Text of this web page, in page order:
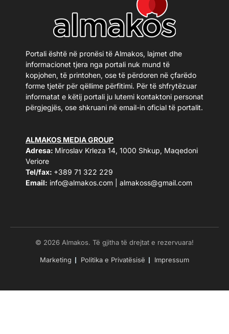
Portali është në pronësi të Almakos, lajmet dhe
informacionet tjera nga portali nuk mund të
kopjohen, të printohen, ose të përdoren në çfarëdo
forme tjetër për qëllime përfitimi. Për të shfrytëzuar
informatat e këtij portali ju lutemi kontaktoni personat
përgjegjës, ose shkruani në email-in oficial të portalit.
ALMAKOS MEDIA GROUP
Adresa: Miroslav Krleza 14, 1000 Shkup, Maqedoni
Veriore
Tel/fax: +389 71 322 229
Email: info@almakos.com almakoss@gmail.com
© 2026 Almakos. Të gjitha të drejtat e rezervuara!
Marketing Politika e Privatësisë Impressum